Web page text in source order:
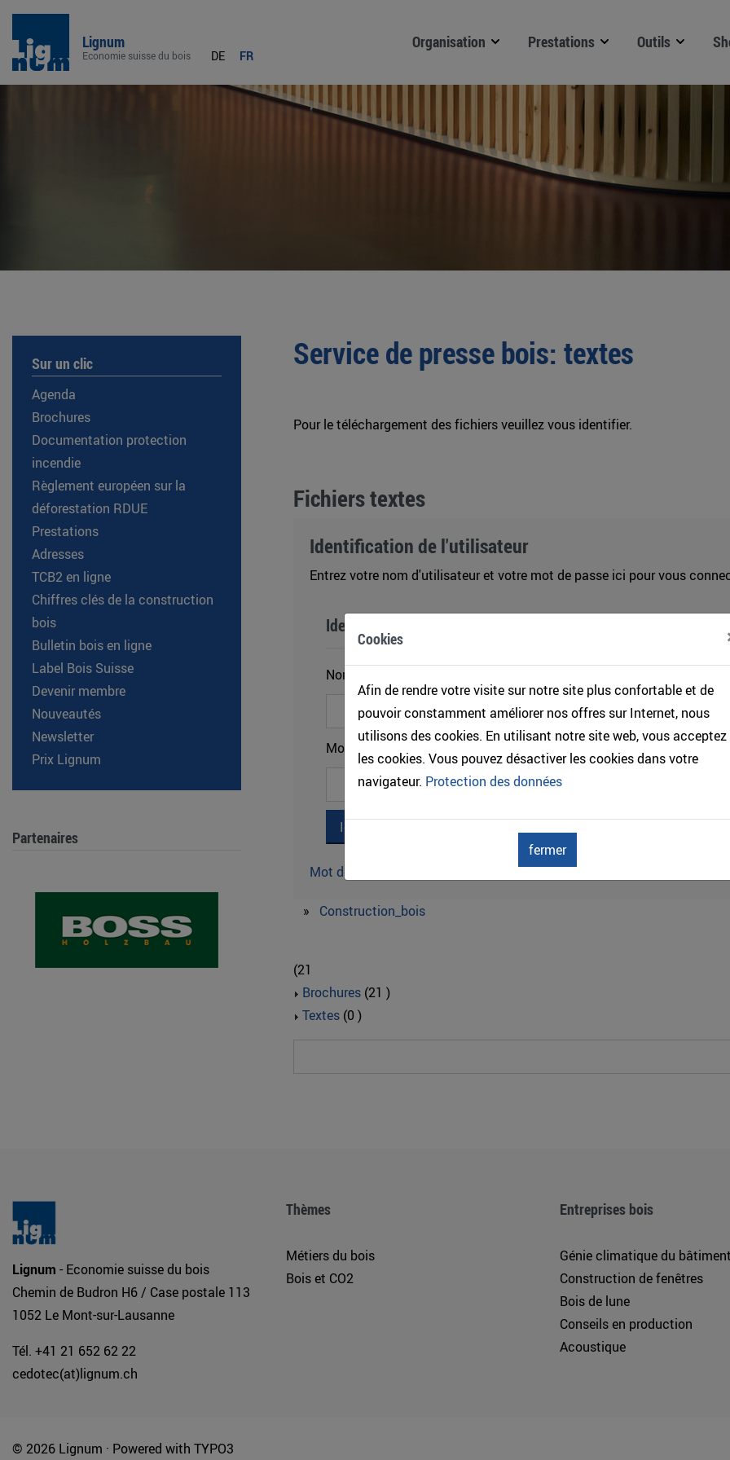
Cookies
Afin de rendre votre visite sur notre site plus confortable et de
pouvoir constamment améliorer nos offres sur Internet, nous
utilisons des cookies. En utilisant notre site web, vous acceptez
les cookies. Vous pouvez désactiver les cookies dans votre
navigateur. Protection des données
fermer
Lignum
Economie suisse du bois DE FR
Organisation Prestations Outils
Sur un clic
Agenda
Brochures
Documentation protection
incendie
Règlement européen sur la
déforestation RDUE
Prestations
Adresses
TCB2 en ligne
Chiffres clés de la construction
bois
Bulletin bois en ligne
Label Bois Suisse
Devenir membre
Nouveautés
Newsletter
Prix Lignum
Partenaires
Service de presse bois: textes
Pour le téléchargement des fichiers veuillez vous identifier.
Fichiers textes
Identification de l'utilisateur
Entrez votre nom d'utilisateur et votre mot de passe ici pour vous
Identification
Nom d'utilisateur
Mot de passe
Mot de passe oublié ?
» Construction_bois
(21
Brochures (21 )
Textes (0 )
Lignum - Economie suisse du bois
Chemin de Budron H6 / Case postale 113
1052 Le Mont-sur-Lausanne
Tél. +41 21 652 62 22
cedotec(at)lignum.ch
Thèmes
Métiers du bois
Bois et CO2
Entreprises bois
Génie climatique du bâtiment
Construction de fenêtres
Bois de lune
Conseils en production
Acoustique
© 2026 Lignum · Powered with TYPO3